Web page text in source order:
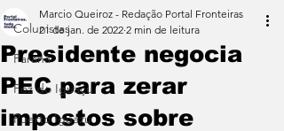
Colunistas
Paraná
Foz do Iguaçu
Puerto Iguazu
Presidente negocia
PEC para zerar
impostos sobre
Marcio Queiroz - Redação Portal Fronteiras
21 de jan. de 2022 2 min de leitura